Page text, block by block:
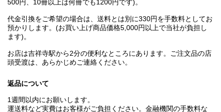
500円、10冊以上は何冊でも1200円です)。
代金引換をご希望の場合は、送料とは別に330円を手数料としてお
預かりします。(お買い上げ商品価格5,000円以上で当社が負担し
ます)。
お店は吉祥寺駅から2分の便利なところにあります。ご注文品の店
頭受渡は、あらかじめご連絡ください。
返品について
1週間以内にお願いします。
運送料など実費はお客様がご負担ください。金融機関の手数料な